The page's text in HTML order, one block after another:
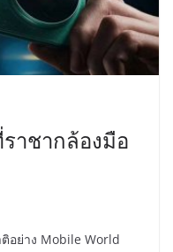
าชากล้องมือ
อย่าง Mobile World